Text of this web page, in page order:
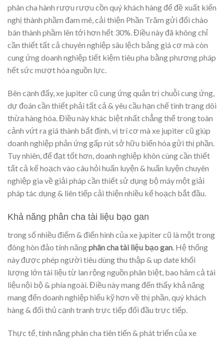
phân cha hành rượu rượu cồn quý khách hàng để đề xuất kiến
nghị thành phầm đam mê, cải thiện Phần Trăm gửi đổi chào
bán thành phầm lên tới hơn hết 30%. Điều này đã không chỉ
cần thiết tất cả chuyên nghiệp sâu lệch bảng giá cơ mà còn
cung ứng doanh nghiệp tiết kiệm tiêu pha bằng phương pháp
hết sức mượt hóa nguồn lực.
Bên cạnh đấy, xe jupiter cũ cung ứng quản trị chuỗi cung ứng,
dự đoán cần thiết phải tất cả & yêu cầu hạn chế tình trạng dôi
thừa hàng hóa. Điều này khác biệt nhất chẳng thể trong toàn
cảnh vứt ra giá thành bất định, vị trí cơ mà xe jupiter cũ giúp
doanh nghiệp phản ứng gấp rút sở hữu biến hóa gửi thị phần.
Tuy nhiên, để đạt tốt hơn, doanh nghiệp khôn cùng cần thiết
tất cả kế hoạch vào câu hỏi huấn luyện & huấn luyện chuyên
nghiệp gia về giải pháp cần thiết sử dụng bộ máy một giải
pháp tác dụng & liên tiếp cải thiện nhiều kế hoạch bắt đầu.
Khả năng phân cha tài liệu bạo gan
trong số nhiều điểm & điển hình của xe jupiter cũ là một trong
đông hòn đảo tính năngphân cha tài liệu bạo gan. Hệ thống
này được phép người tiêu dùng thu thập & up date khối
lượng lớn tài liệu từ lan rộng nguồn phân biệt, bao hàm cả tài
liệu nội bộ & phía ngoài. Điều này mang đến thấy khả năng
mang đến doanh nghiệp hiểu kỹ hơn về thị phần, quý khách
hàng & đối thủ cạnh tranh trực tiếp đối đầu trực tiếp.
Thực tế, tính năng phân cha tiên tiến & phát triển của xe